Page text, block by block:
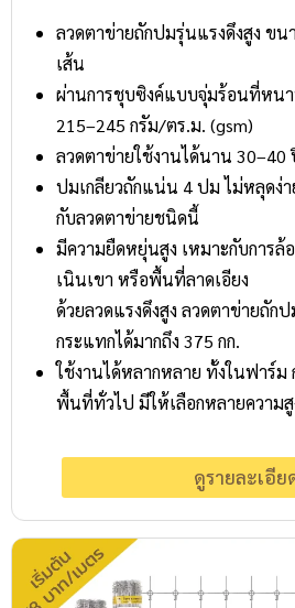
ลวดตาข่ายถักปมรุ่นแรงดึงสูง ขน
เส้น
ผ่านการชุบซิงค์แบบจุ่มร้อนที่หน
215–245 กรัม/ตร.ม. (gsm)
ลวดตาข่ายใช้งานได้นาน 30–40
ปมเกลียวถักแน่น 4 ปม ไม่หลุดง่
กับลวดตาข่ายชนิดนี้
มีความยืดหยุ่นสูง เหมาะกับการ
เนินเขา หรือพื้นที่ลาดเอียง
ด้วยลวดแรงดึงสูง ลวดตาข่ายถัก
กระแทกได้มากถึง 375 กก.
ใช้งานได้หลากหลาย ทั้งในฟาร์ม
พื้นที่ทั่วไป มีให้เลือกหลายความ
ดูรายละเอีย